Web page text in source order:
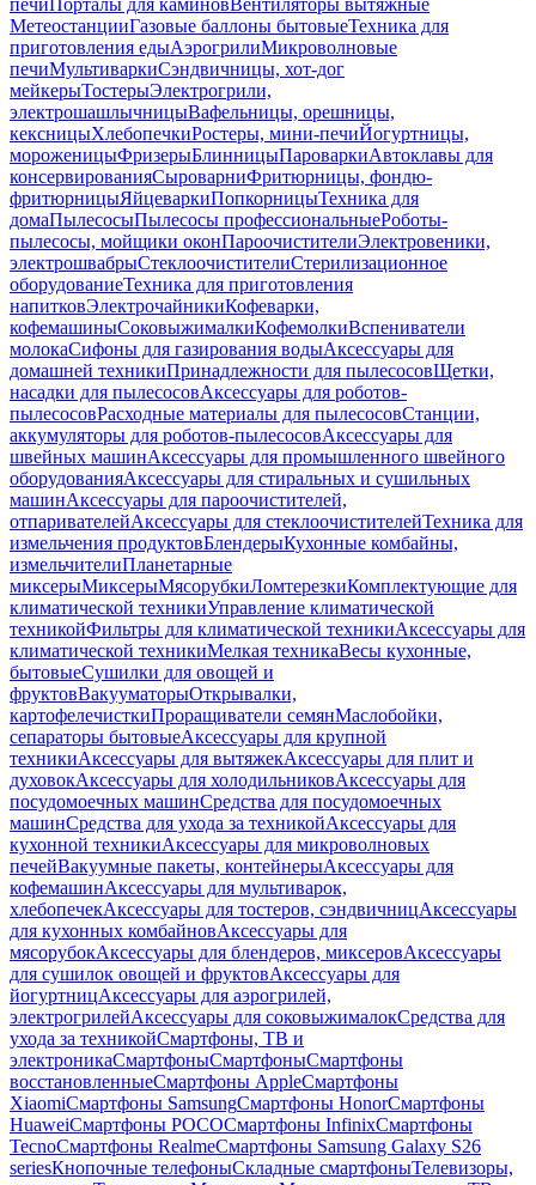
печиПорталы для каминовВентиляторы вытяжные
МетеостанцииГазовые баллоны бытовыеТехника для
приготовления едыАэрогрилиМикроволновые
печиМультиваркиСэндвичницы, хот-дог
мейкерыТостерыЭлектрогрили,
электрошашлычницыВафельницы, орешницы,
кексницыХлебопечкиРостеры, мини-печиЙогуртницы,
мороженицыФризерыБлинницыПароваркиАвтоклавы для
консервированияСыроварниФритюрницы, фондю-
фритюрницыЯйцеваркиПопкорницыТехника для
домаПылесосыПылесосы профессиональныеРоботы-
пылесосы, мойщики оконПароочистителиЭлектровеники,
электрошвабрыСтеклоочистителиСтерилизационное
оборудованиеТехника для приготовления
напитковЭлектрочайникиКофеварки,
кофемашиныСоковыжималкиКофемолкиВспениватели
молокаСифоны для газирования водыАксессуары для
домашней техникиПринадлежности для пылесосовЩетки,
насадки для пылесосовАксессуары для роботов-
пылесосовРасходные материалы для пылесосовСтанции,
аккумуляторы для роботов-пылесосовАксессуары для
швейных машинАксессуары для промышленного швейного
оборудованияАксессуары для стиральных и сушильных
машинАксессуары для пароочистителей,
отпаривателейАксессуары для стеклоочистителейТехника для
измельчения продуктовБлендерыКухонные комбайны,
измельчителиПланетарные
миксерыМиксерыМясорубкиЛомтерезкиКомплектующие для
климатической техникиУправление климатической
техникойФильтры для климатической техникиАксессуары для
климатической техникиМелкая техникаВесы кухонные,
бытовыеСушилки для овощей и
фруктовВакууматорыОткрывалки,
картофелечисткиПроращиватели семянМаслобойки,
сепараторы бытовыеАксессуары для крупной
техникиАксессуары для вытяжекАксессуары для плит и
духовокАксессуары для холодильниковАксессуары для
посудомоечных машинСредства для посудомоечных
машинСредства для ухода за техникойАксессуары для
кухонной техникиАксессуары для микроволновых
печейВакуумные пакеты, контейнерыАксессуары для
кофемашинАксессуары для мультиварок,
хлебопечекАксессуары для тостеров, сэндвичницАксессуары
для кухонных комбайновАксессуары для
мясорубокАксессуары для блендеров, миксеровАксессуары
для сушилок овощей и фруктовАксессуары для
йогуртницАксессуары для аэрогрилей,
электрогрилейАксессуары для соковыжималокСредства для
ухода за техникойСмартфоны, ТВ и
электроникаСмартфоныСмартфоныСмартфоны
восстановленныеСмартфоны AppleСмартфоны
XiaomiСмартфоны SamsungСмартфоны HonorСмартфоны
HuaweiСмартфоны POCOСмартфоны InfinixСмартфоны
TecnoСмартфоны RealmeСмартфоны Samsung Galaxy S26
seriesКнопочные телефоныСкладные смартфоныТелевизоры,